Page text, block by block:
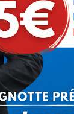
Dupont-
la